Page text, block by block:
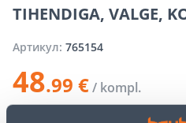
TIHENDIGA, VALGE,
Артикул: 765154
48.99 €/ kompl.